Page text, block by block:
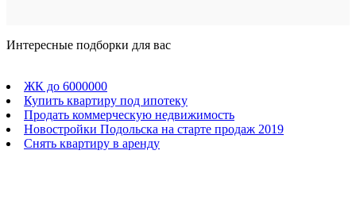
Интересные подборки для вас
ЖК до 6000000
Купить квартиру под ипотеку
Продать коммерческую недвижимость
Новостройки Подольска на старте продаж 2019
Снять квартиру в аренду